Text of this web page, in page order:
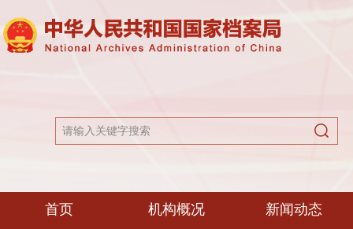
首页 机构概况 新闻动态